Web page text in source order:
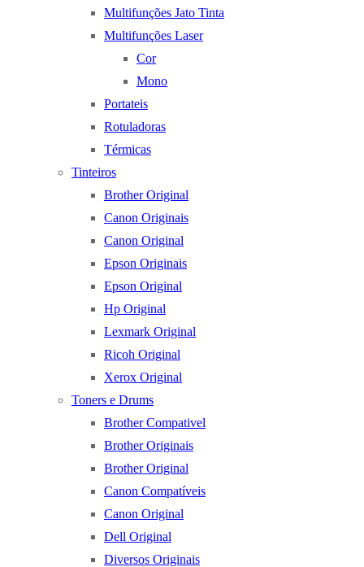
Multifunções Jato Tinta
Multifunções Laser
Cor
Mono
Portateis
Rotuladoras
Térmicas
Tinteiros
Brother Original
Canon Originais
Canon Original
Epson Originais
Epson Original
Hp Original
Lexmark Original
Ricoh Original
Xerox Original
Toners e Drums
Brother Compativel
Brother Originais
Brother Original
Canon Compatíveis
Canon Original
Dell Original
Diversos Originais